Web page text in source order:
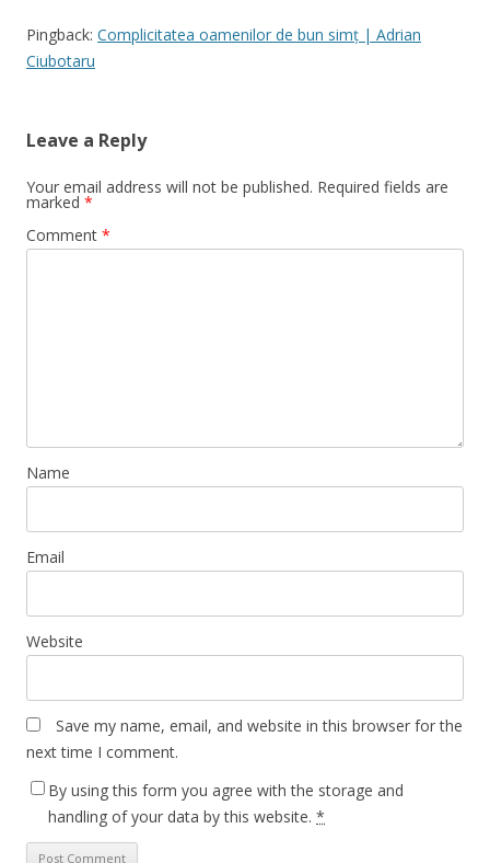
Pingback: Complicitatea oamenilor de bun simț | Adrian
Ciubotaru
Leave a Reply
Your email address will not be published. Required fields are
marked *
Comment *
Name
Email
Website
Save my name, email, and website in this browser for the
next time I comment.
By using this form you agree with the storage and
handling of your data by this website. *